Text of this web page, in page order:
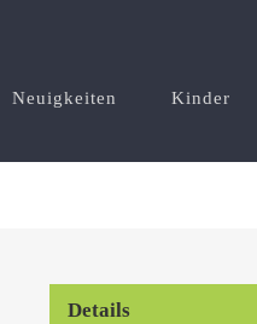
Neuigkeiten Kinder
Details